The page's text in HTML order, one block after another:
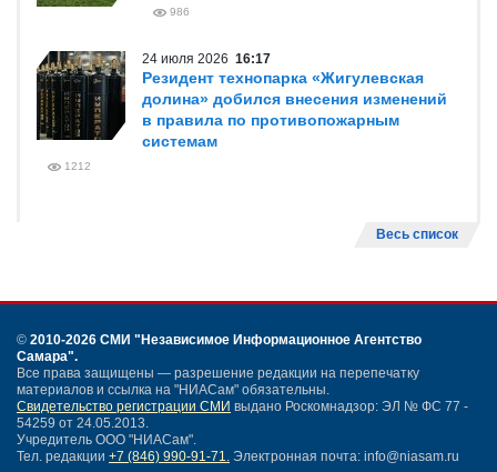
986
24 июля 2026 16:17
Резидент технопарка «Жигулевская
долина» добился внесения изменений
в правила по противопожарным
системам
1212
Весь список
© 2010-2026 СМИ "Независимое Информационное Агентство
Самара".
Все права защищены — разрешение редакции на перепечатку
материалов и ссылка на "НИАСам" обязательны.
Свидетельство регистрации СМИ выдано Роскомнадзор: ЭЛ № ФС 77 -
54259 от 24.05.2013.
Учредитель ООО "НИАСам".
Тел. редакции +7 (846) 990-91-71. Электронная почта: info@niasam.ru